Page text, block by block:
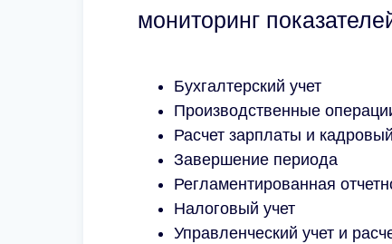
мониторинг
Бухгалтерский учет
Производственные
Расчет зарплаты и
Завершение периода
Регламентированная
Налоговый учет
Управленческий учет и